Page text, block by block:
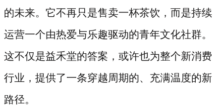
的未来。它不再只是售卖一杯茶饮，而是持续
运营一个由热爱与乐趣驱动的青年文化社群。
这不仅是益禾堂的答案，或许也为整个新消费
行业，提供了一条穿越周期的、充满温度的新
路径。